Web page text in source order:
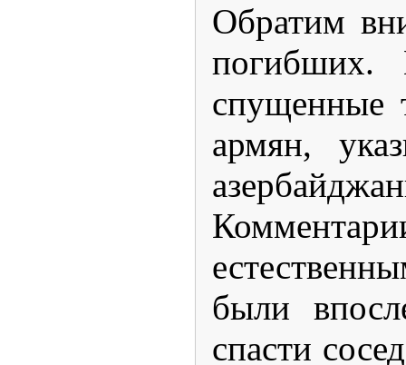
Обратим
погибших.
спущенные
армян,
были
спасти